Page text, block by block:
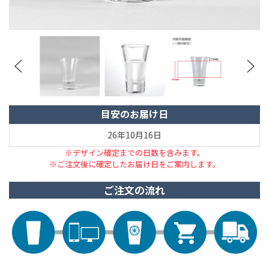
目安のお届け日
26年10月16日
※デザイン確定までの日数を含みます。
※ご注文後に確定したお届け日をご案内します。
ご注文の流れ